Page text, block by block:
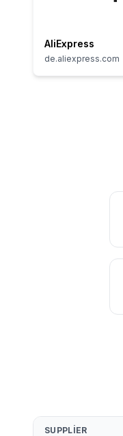
AliExpress
de.aliexpress.com
SUPPLIER